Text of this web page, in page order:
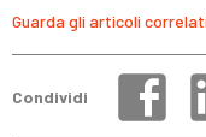
Guarda gli articoli correlati
Condividi